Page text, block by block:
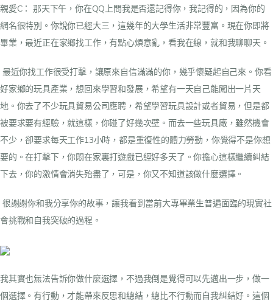
親愛C： 那天下午，你在QQ上問我是否還記得你，我記得的，因為你的
網名很特別。你說你已經大三，這幾年的大學生活非常豐富。現在你即將
畢業，最近正在家鄉找工作，有點心煩意亂，看我在線，就和我聊聊天。
最近你找工作很受打擊，讓原來自信滿滿的你，幾乎懷疑起自己來。你看
好家鄉的玩具產業，想回來學習和發展，希望有一天自己能闖出一片天
地。你去了不少玩具貿易公司應聘，希望學習玩具設計或者貿易，但是都
被要求要有經驗，就這樣，你碰了好幾次壁。而去一些玩具廠，雖然機會
不少，卻要求每天工作13小時，都是重復性的體力勞動，你覺得不是你想
要的。在打擊下，你悶在家裏打遊戲已經好多天了。你擔心這樣繼續糾結
下去，你的激情會消失殆盡了，可是，你又不知道該做什麼選擇。
很謝謝你和我分享你的故事，讓我看到當前大專畢業生普遍面臨的現實社
會挑戰和自我突破的過程。
我其實也無法告訴你做什麼選擇，不過我倒是覺得可以先邁出一步，做一
個選擇。有行動，才能帶來反思和總結，總比不行動而自我糾結好。這個